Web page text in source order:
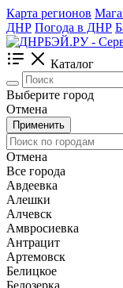
Карта регионов
ДНР Погода в ДНР
Каталог
Выберите город
Отмена
Применить
Отмена
Все города
Авдеевка
Алешки
Алчевск
Амвросиевка
Антрацит
Артемовск
Белицкое
Белозерка